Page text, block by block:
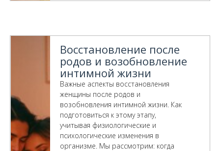
Восстановление после
родов и возобновление
интимной жизни
Важные аспекты восстановления
женщины после родов и
возобновления интимной жизни. Как
подготовиться к этому этапу,
учитывая физиологические и
психологические изменения в
организме. Мы рассмотрим: когда